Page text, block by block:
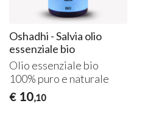
Oshadhi - Salvia olio
essenziale bio
Olio essenziale bio
100% puro e naturale
€ 10,10